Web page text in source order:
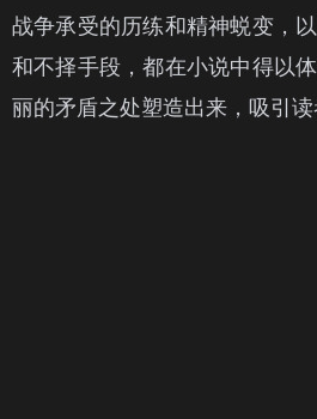
战争承受的历练和精神蜕变，
和不择手段，都在小说中得以
丽的矛盾之处塑造出来，吸引读